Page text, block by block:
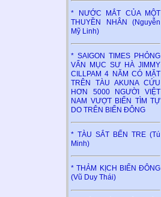
* NƯỚC MẮT CỦA MỘT
THUYỀN NHÂN (Nguyễn
Mỹ Linh)
* SAIGON TIMES PHỎNG
VẤN MỤC SƯ HÀ JIMMY
CILLPAM 4 NĂM CÓ MẶT
TRÊN TÀU AKUNA CỨU
HƠN 5000 NGƯỜI VIỆT
NAM VƯỢT BIỂN TÌM TỰ
DO TRÊN BIỂN ĐÔNG
* TÀU SẮT BẾN TRE (Tú
Minh)
* THẢM KỊCH BIỂN ĐÔNG
(Vũ Duy Thái)